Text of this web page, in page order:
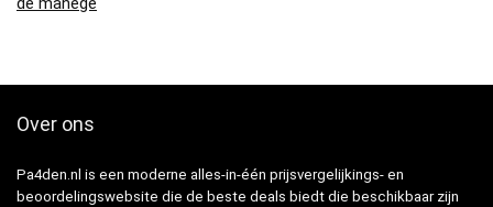
Over ons
Pa4den.nl is een moderne alles-in-één prijsvergelijkings- en
beoordelingswebsite die de beste deals biedt die beschikbaar zijn